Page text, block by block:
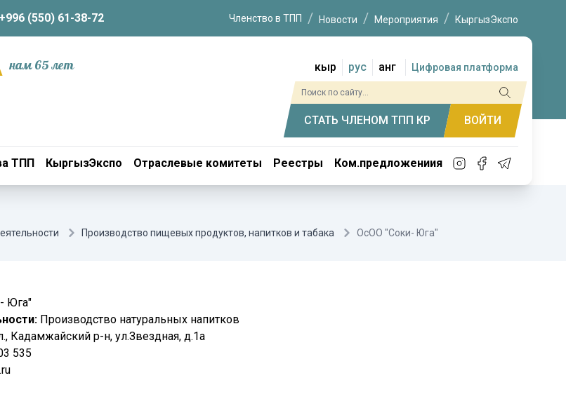
+996 (550) 61-38-72 Членство в ТПП Новости Мероприятия КыргызЭкспо
нам 65 лет кыр рус анг Цифровая платформа
СТАТЬ ЧЛЕНОМ ТПП КР ВОЙТИ
ТПП КыргызЭкспо Отраслевые комитеты Реестры Ком.предложениия
Производство пищевых продуктов, напитков и табака ОсОО "Соки- Юга"
Юга"
Производство натуральных напитков
Кадамжайский р-н, ул.Звездная, д.1а
535